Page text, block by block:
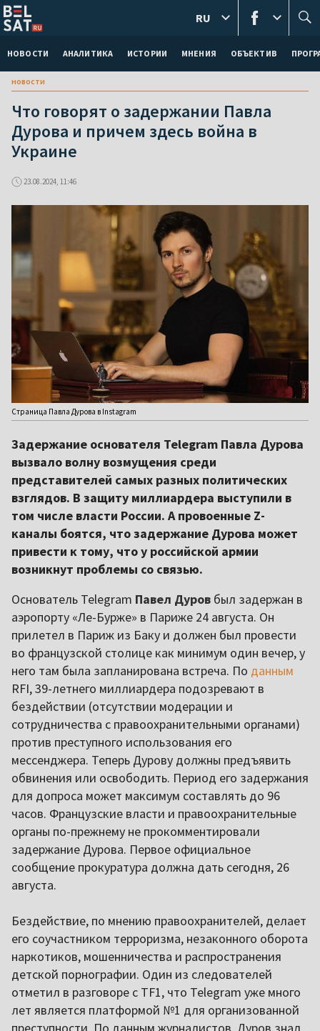
НОВОСТИ АНАЛИТИКА ИСТОРИИ МНЕНИЯ ОБЪЕКТИВ
RU
новости
Что говорят о задержании Павла
Дурова и причем здесь война в
Украине
23.08.2024, 11:46
Страница Павла Дурова в Instagram
Задержание основателя Telegram Павла Дурова
вызвало волну возмущения среди
представителей самых разных политических
взглядов. В защиту миллиардера выступили в
том числе власти России. А провоенные Z-
каналы боятся, что задержание Дурова может
привести к тому, что у российской армии
возникнут проблемы со связью.
Основатель Telegram Павел Дуров был задержан в
аэропорту «Ле-Бурже» в Париже 24 августа. Он
прилетел в Париж из Баку и должен был провести
во французской столице как минимум один вечер, у
него там была запланирована встреча. По данным
RFI, 39-летнего миллиардера подозревают в
бездействии (отсутствии модерации и
сотрудничества с правоохранительными органами)
против преступного использования его
мессенджера. Теперь Дурову должны предъявить
обвинения или освободить. Период его задержания
для допроса может максимум составлять до 96
часов. Французские власти и правоохранительные
органы по-прежнему не прокомментировали
задержание Дурова. Первое официальное
сообщение прокуратура должна дать сегодня, 26
августа.
Бездействие, по мнению правоохранителей, делает
его соучастником терроризма, незаконного оборота
наркотиков, мошенничества и распространения
детской порнографии. Один из следователей
отметил в разговоре с TF1, что Telegram уже много
лет является платформой №1 для организованной